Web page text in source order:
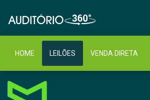
HOME LEILÕES VENDA DIRETA